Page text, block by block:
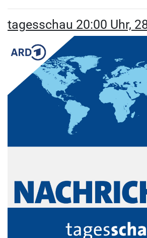
tagesschau 20:00 Uhr,